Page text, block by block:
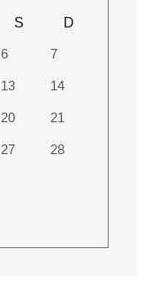
S D
6 7
13 14
20 21
27 28